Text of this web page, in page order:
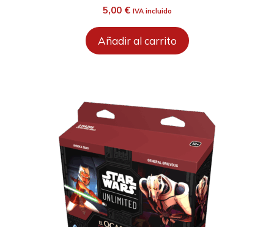
5,00 € IVA incluido
Añadir al carrito